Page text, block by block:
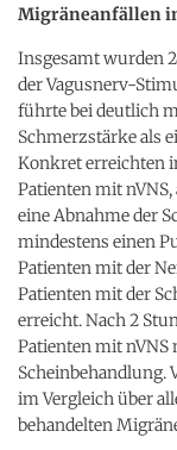
Migräneanfällen
Insgesamt wurden
der Vagusnerv-
führte bei deutlich
Schmerzstärke als
Konkret erreichten
Patienten mit
eine Abnahme der
mindestens einen
Patienten mit der
Patienten mit der
erreicht. Nach 2
Patienten mit nVNS
Scheinbehandlung.
im Vergleich über
behandelten